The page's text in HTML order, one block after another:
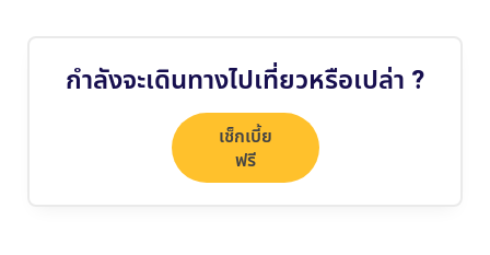
กำลังจะเดินทางไปเที่ยวหรือเปล่า ?
เช็กเบี้ย
ฟรี